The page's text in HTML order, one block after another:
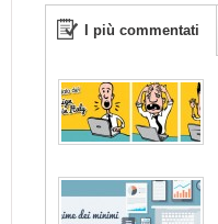
I più commentati